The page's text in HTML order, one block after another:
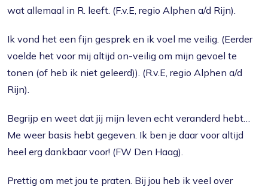
wat allemaal in R. leeft. (F.v.E, regio Alphen a/d Rijn).
Ik vond het een fijn gesprek en ik voel me veilig. (Eerder
voelde het voor mij altijd on-veilig om mijn gevoel te
tonen (of heb ik niet geleerd)). (R.v.E, regio Alphen a/d
Rijn).
Begrijp en weet dat jij mijn leven echt veranderd hebt…
Me weer basis hebt gegeven. Ik ben je daar voor altijd
heel erg dankbaar voor! (FW Den Haag).
Prettig om met jou te praten. Bij jou heb ik veel over